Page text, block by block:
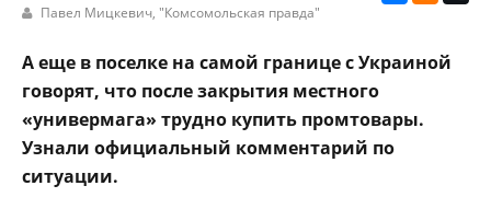
Павел Мицкевич, "Комсомольская правда"
А еще в поселке на самой границе с Украиной
говорят, что после закрытия местного
«универмага» трудно купить промтовары.
Узнали официальный комментарий по
ситуации.